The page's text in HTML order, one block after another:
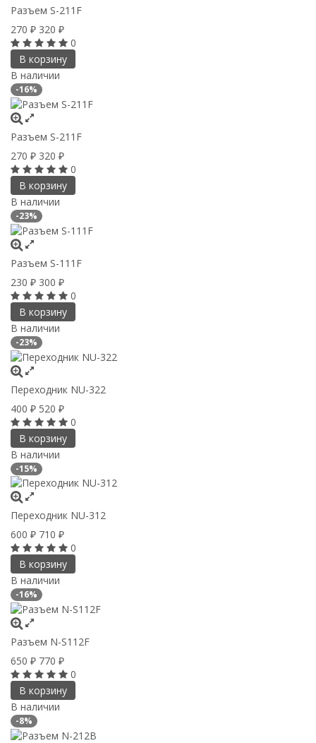
Разъем S-211F
270 ₽ 320 ₽
0
В корзину
В наличии
-16%
Разъем S-211F
270 ₽ 320 ₽
0
В корзину
В наличии
-23%
Разъем S-111F
230 ₽ 300 ₽
0
В корзину
В наличии
-23%
Переходник NU-322
400 ₽ 520 ₽
0
В корзину
В наличии
-15%
Переходник NU-312
600 ₽ 710 ₽
0
В корзину
В наличии
-16%
Разъем N-S112F
650 ₽ 770 ₽
0
В корзину
В наличии
-8%